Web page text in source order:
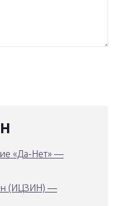
«Да-Нет» —
(ИЦЗИН) —